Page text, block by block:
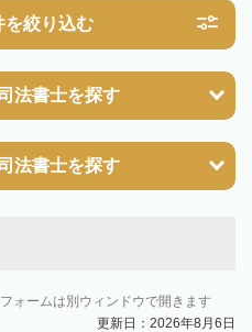
を絞り込む
法書士を探す
法書士を探す
ォームは別ウィンドウで開きます
更新日：2026年8月6日